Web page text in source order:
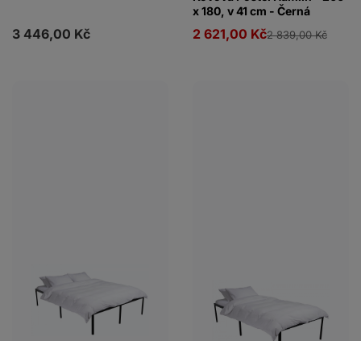
3 446,00 Kč
x 180, v 41 cm - Černá
2 621,00 Kč2 839,00 Kč